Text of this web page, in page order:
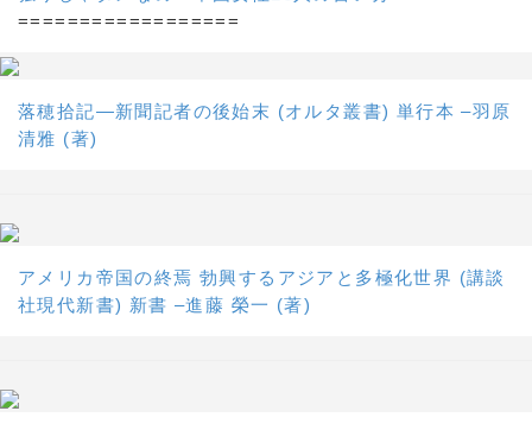
==================
落穂拾記―新聞記者の後始末 (オルタ叢書) 単行本 –羽原
清雅 (著)
アメリカ帝国の終焉 勃興するアジアと多極化世界 (講談
社現代新書) 新書 –進藤 榮一 (著)